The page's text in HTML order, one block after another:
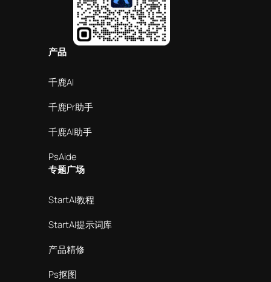
产品
千鹿AI
千鹿Pr助手
千鹿AI助手
PsAide
专题广场
StartAI教程
StartAI提示词库
产品精修
Ps抠图